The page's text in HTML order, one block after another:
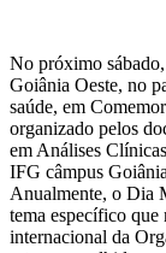
No próximo
Goiânia Oeste, no
saúde, em
organizado pelos
em Análises
IFG câmpus
Anualmente, o Dia
tema específico que
internacional da